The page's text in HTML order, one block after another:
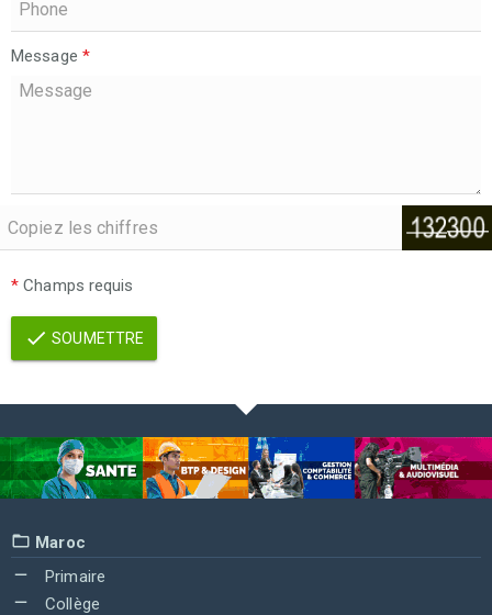
Message *
* Champs requis
SOUMETTRE
Maroc
Primaire
Collège